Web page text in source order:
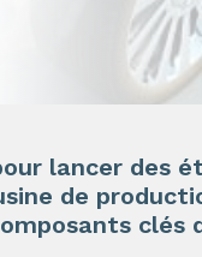
lancer des
de
clés